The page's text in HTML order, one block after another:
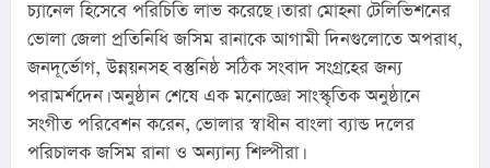
চ্যানেল হিসেবে পরিচিতি লাভ করেছে। তারা মোহনা টেলিভিশনের
ভোলা জেলা প্রতিনিধি জসিম রানাকে আগামী দিনগুলোতে অপরাধ,
জনদূর্ভোগ, উন্নয়নসহ বস্তুনিষ্ঠ সঠিক সংবাদ সংগ্রহের জন্য
পরামর্শদেন। অনুষ্ঠান শেষে এক মনোজ্ঞো সাংস্কৃতিক অনুষ্ঠানে
সংগীত পরিবেশন করেন, ভোলার স্বাধীন বাংলা ব্যান্ড দলের
পরিচালক জসিম রানা ও অন্যান্য শিল্পীরা।